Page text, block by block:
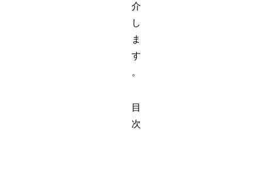
介
し
ま
す
。
目
次